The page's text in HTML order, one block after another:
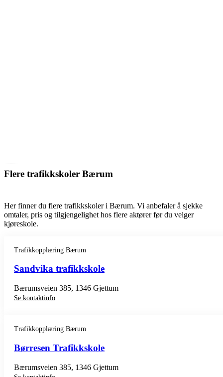
Flere trafikkskoler Bærum
Her finner du flere trafikkskoler i Bærum. Vi anbefaler å sjekke
omtaler, pris og tilgjengelighet hos flere aktører før du velger
kjøreskole.
Trafikkopplæring Bærum
Sandvika trafikkskole
Bærumsveien 385, 1346 Gjettum
Se kontaktinfo
Trafikkopplæring Bærum
Børresen Trafikkskole
Bærumsveien 385, 1346 Gjettum